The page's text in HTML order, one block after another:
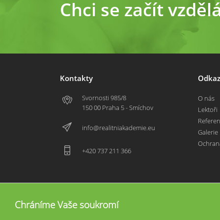
Chci se začít
Kontakty
Svornosti 985/8
150 00 Praha 5 - Smíchov
info@realitniakademie.eu
+420 737 211 366
O nás
Lektoři
Galerie
Chráníme Vaše soukromí